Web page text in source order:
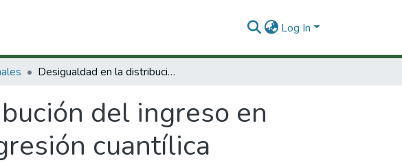
Log In
Desigualdad en la distribución del ingreso en Colombia : un análisis a partir de regresión cuantílica
del ingreso en
cuantílica